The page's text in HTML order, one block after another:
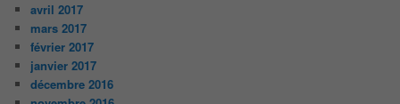
avril 2017
mars 2017
février 2017
janvier 2017
décembre 2016